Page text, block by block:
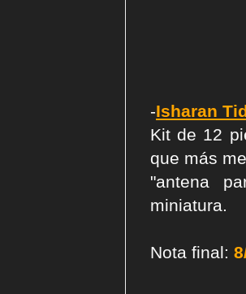
-Isharan
Kit de 12
que más
"antena
miniatura.
Nota final: